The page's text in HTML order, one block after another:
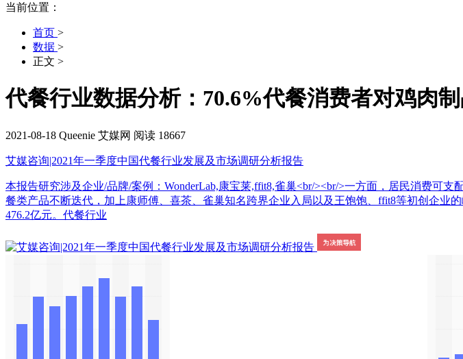
当前位置：
首页 >
数据 >
正文 >
代餐行业数据分析：70.6%代餐消费者对鸡肉
2021-08-18 Queenie 艾媒网 阅读 18667
艾媒咨询|2021年一季度中国代餐行业发展及市场调研分析报告
本报告研究涉及企业/品牌/案例：WonderLab,康宝莱,ffit8,雀巢<br/><br/>一方面，居民消费可
餐类产品不断迭代，加上康师傅、喜茶、雀巢知名跨界企业入局以及王饱饱、ffit8等初创企业
476.2亿元。代餐行业